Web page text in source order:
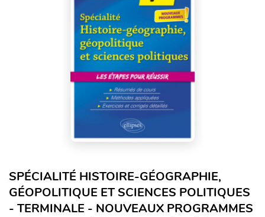
SPÉCIALITÉ HISTOIRE-GÉOGRAPHIE,
GÉOPOLITIQUE ET SCIENCES POLITIQUES
- TERMINALE - NOUVEAUX PROGRAMMES